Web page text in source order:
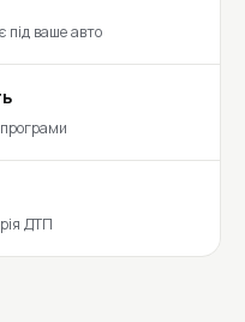
ваше авто
ДТП